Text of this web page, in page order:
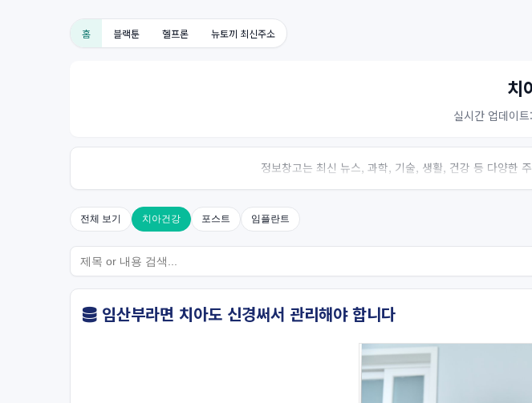
홈 블랙툰 헬프론 뉴토끼 최신주소
치
실시간 업데이
정보창고는 최신 뉴스, 과학, 기술, 생활, 건강 등 다양한
전체 보기 치아건강 포스트 임플란트
임산부라면 치아도 신경써서 관리해야 합니다